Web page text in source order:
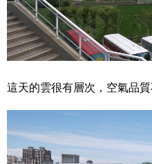
這天的雲很有層次，空氣品質